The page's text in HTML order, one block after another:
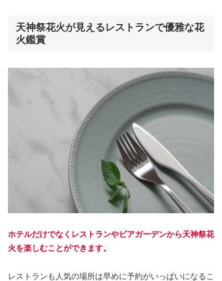
天神祭花火が見えるレストランで優雅な花
火鑑賞
ホテルだけでなくレストランやビアガーデンから天神祭花
火を楽しむことができます。
レストランも人気の場所は早めに予約がいっぱいになるこ